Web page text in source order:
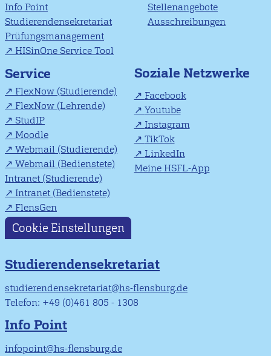
Info Point
Studierendensekretariat
Prüfungsmanagement
HISinOne Service Tool
Stellenangebote
Ausschreibungen
Service
FlexNow (Studierende)
FlexNow (Lehrende)
StudIP
Moodle
Webmail (Studierende)
Webmail (Bedienstete)
Intranet (Studierende)
Intranet (Bedienstete)
FlensGen
Soziale Netzwerke
Facebook
Youtube
Instagram
TikTok
LinkedIn
Meine HSFL-App
Cookie Einstellungen
Studierendensekretariat
studierendensekretariat@hs-flensburg.de
Telefon: +49 (0)461 805 - 1308
Info Point
infopoint@hs-flensburg.de